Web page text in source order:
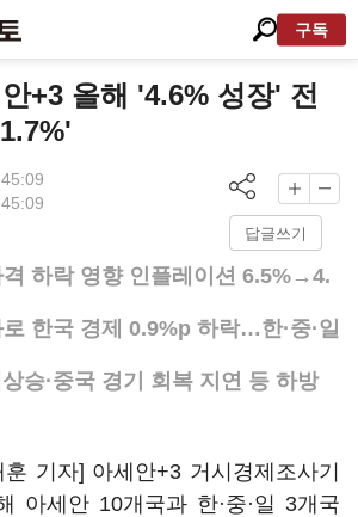
구독
+3 올해 '4.6% 성장' 전
답글쓰기
격 하락 영향 인플레이션 6.5%→4.
로 한국 경제 0.9%p 하락…한·중·일
승·중국 경기 회복 지연 등 하방
기자] 아세안+3 거시경제조사기
아세안 10개국과 한·중·일 3개국